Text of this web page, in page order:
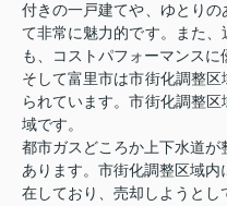
付きの一戸建てや、ゆとり
て非常に魅力的です。また
も、コストパフォーマンスに
そして富里市は市街化調整
られています。市街化調整
域です。
都市ガスどころか上下水道が
あります。市街化調整区域
在しており、売却しようと